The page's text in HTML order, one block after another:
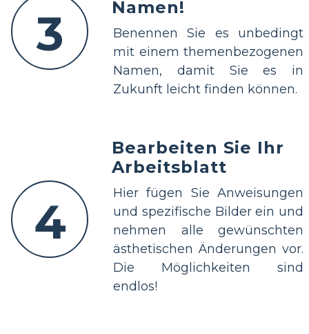
3 Namen!
Benennen Sie es unbedingt
mit einem themenbezogenen
Namen, damit Sie es in
Zukunft leicht finden können.
4
Bearbeiten Sie Ihr
Arbeitsblatt
Hier fügen Sie Anweisungen
und spezifische Bilder ein und
nehmen alle gewünschten
ästhetischen Änderungen vor.
Die Möglichkeiten sind
endlos!